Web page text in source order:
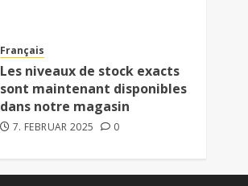
Français
Les niveaux de stock exacts
sont maintenant disponibles
dans notre magasin
7. FEBRUAR 2025 0